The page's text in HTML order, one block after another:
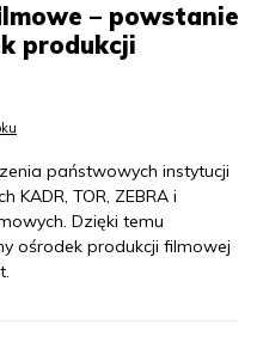
– powstanie
produkcji
państwowych instytucji
KADR, TOR, ZEBRA i
Dzięki temu
ośrodek produkcji filmowej